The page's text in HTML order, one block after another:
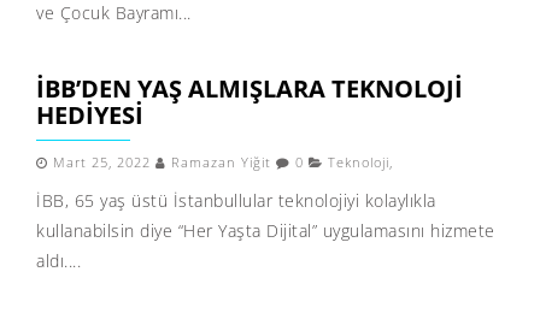
ve Çocuk Bayramı...
İBB’DEN YAŞ ALMIŞLARA TEKNOLOJİ
HEDİYESİ
Mart 25, 2022 Ramazan Yiğit 0 Teknoloji,
İBB, 65 yaş üstü İstanbullular teknolojiyi kolaylıkla
kullanabilsin diye “Her Yaşta Dijital” uygulamasını hizmete
aldı....